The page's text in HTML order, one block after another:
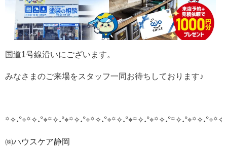
国道1号線沿いにございます。
みなさまのご来場をスタッフ一同お待ちしております♪
꙳✧˖°⌖꙳✧˖°⌖꙳✧˖°⌖꙳✧˖°⌖꙳✧˖°⌖꙳✧˖°⌖꙳✧˖°⌖꙳✧˖°
㈱ハウスケア静岡